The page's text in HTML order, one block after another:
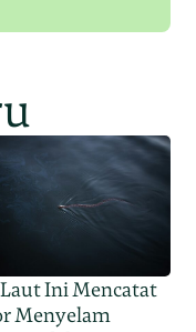
Ini Mencatat
Menyelam